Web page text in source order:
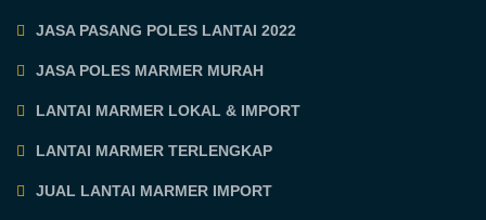
JASA PASANG POLES LANTAI 2022
JASA POLES MARMER MURAH
LANTAI MARMER LOKAL & IMPORT
LANTAI MARMER TERLENGKAP
JUAL LANTAI MARMER IMPORT